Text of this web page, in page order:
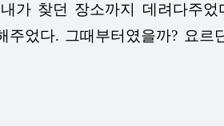
가 찾던 장소까지 데려다주었
었다. 그때부터였을까? 요르